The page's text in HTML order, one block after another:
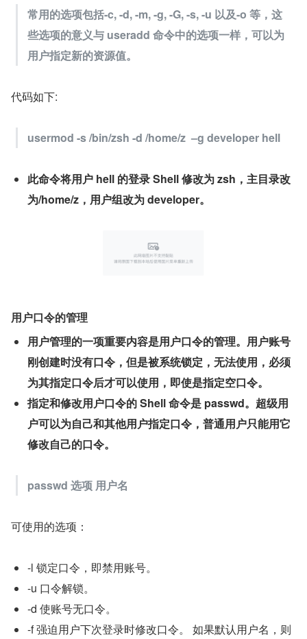
常用的选项包括-c, -d, -m, -g, -G, -s, -u 以及-o 等，这
些选项的意义与 useradd 命令中的选项一样，可以为
用户指定新的资源值。
代码如下:
usermod -s /bin/zsh -d /home/z  –g developer hell
此命令将用户 hell 的登录 Shell 修改为 zsh，主目录改
为/home/z，用户组改为 developer。
用户口令的管理
用户管理的一项重要内容是用户口令的管理。用户账号
刚创建时没有口令，但是被系统锁定，无法使用，必须
为其指定口令后才可以使用，即使是指定空口令。
指定和修改用户口令的 Shell 命令是 passwd。超级用
户可以为自己和其他用户指定口令，普通用户只能用它
修改自己的口令。
passwd 选项 用户名
可使用的选项：
-l 锁定口令，即禁用账号。
-u 口令解锁。
-d 使账号无口令。
-f 强迫用户下次登录时修改口令。 如果默认用户名，则